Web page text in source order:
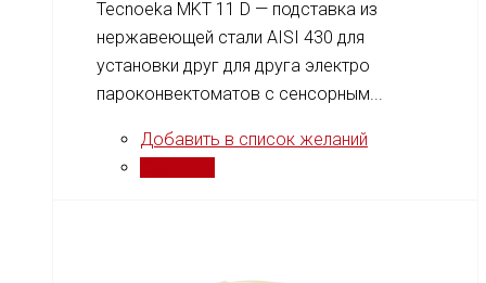
Tecnoeka MKT 11 D — подставка из
нержавеющей стали AISI 430 для
установки друг для друга электро
пароконвектоматов с сенсорным...
Добавить в список желаний